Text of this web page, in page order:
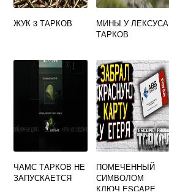
ЖУК 3 ТАРКОВ
МИНЫ У ЛЕКСУСА
ТАРКОВ
ЧАМС ТАРКОВ НЕ
ЗАПУСКАЕТСЯ
ПОМЕЧЕННЫЙ
СИМВОЛОМ
КЛЮЧ ESCAPE